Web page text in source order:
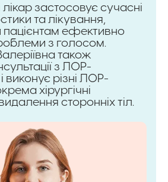
застосовує сучасні
та лікування,
ефективно
з голосом.
також
з ЛОР-
виконує різні ЛОР-
хірургічні
сторонніх тіл.